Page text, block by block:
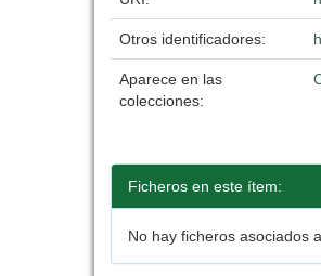
Otros identificadores:
Aparece en las
colecciones:
Ficheros en este ítem:
No hay ficheros asociados